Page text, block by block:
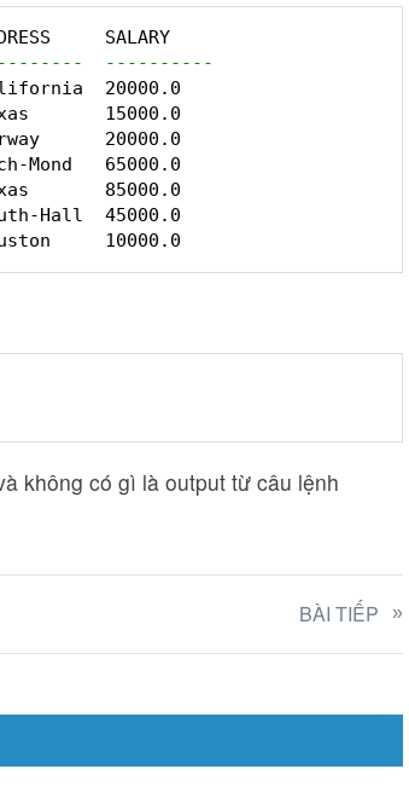
SALARY
----------
20000.0
15000.0
20000.0
Mond   65000.0
85000.0
Hall  45000.0
10000.0
không có gì là output từ câu lệnh
BÀI TIẾP